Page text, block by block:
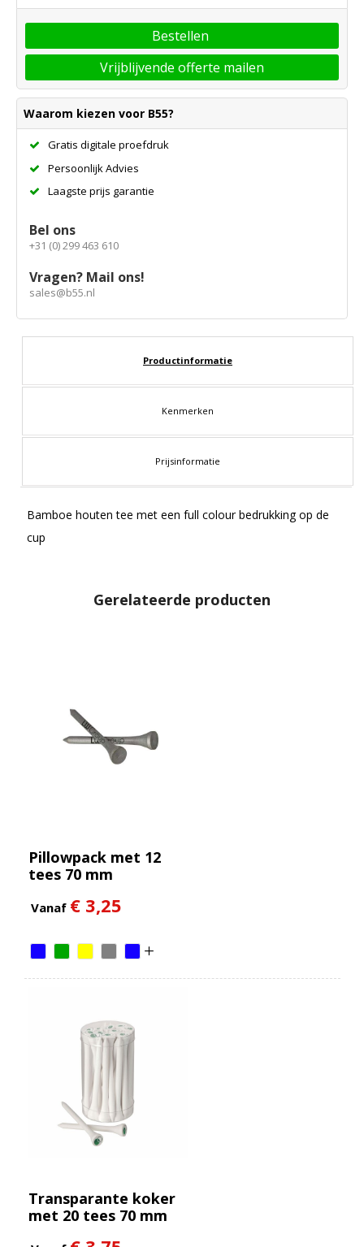
Bestellen
Vrijblijvende offerte mailen
Waarom kiezen voor B55?
Gratis digitale proefdruk
Persoonlijk Advies
Laagste prijs garantie
Bel ons
+31 (0) 299 463 610
Vragen? Mail ons!
sales@b55.nl
Productinformatie
Kenmerken
Prijsinformatie
Bamboe houten tee met een full colour bedrukking op de
cup
Gerelateerde producten
Pillowpack met 12
tees 70 mm
Vanaf € 3,25
Transparante koker
met 20 tees 70 mm